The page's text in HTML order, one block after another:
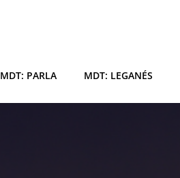
MDT: PARLA MDT: LEGANÉS